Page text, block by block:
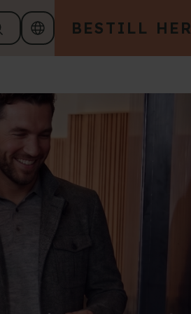
BESTILL HER